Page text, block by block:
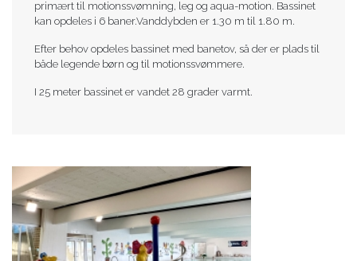
primært til motionssvømning, leg og aqua-motion. Bassinet
kan opdeles i 6 baner.Vanddybden er 1.30 m til 1.80 m.
Efter behov opdeles bassinet med banetov, så der er plads til
både legende børn og til motionssvømmere.
I 25 meter bassinet er vandet 28 grader varmt.